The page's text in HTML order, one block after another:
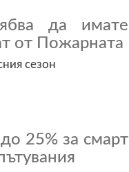
да имате
от Пожарната
сезон
25% за смарт